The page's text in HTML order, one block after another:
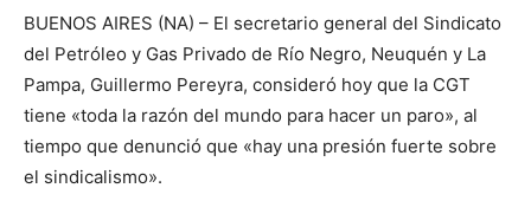
BUENOS AIRES (NA) – El secretario general del Sindicato
del Petróleo y Gas Privado de Río Negro, Neuquén y La
Pampa, Guillermo Pereyra, consideró hoy que la CGT
tiene «toda la razón del mundo para hacer un paro», al
tiempo que denunció que «hay una presión fuerte sobre
el sindicalismo».